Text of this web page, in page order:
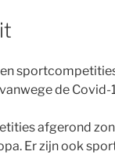
de Covid-
afgerond
Er zijn ook